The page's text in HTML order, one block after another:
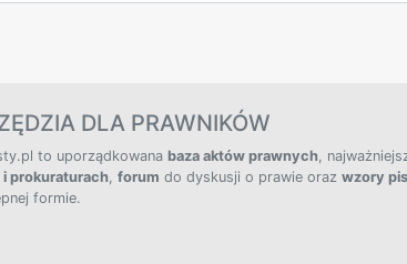
DLA PRAWNIKÓW
to uporządkowana baza aktów prawnych,
i prokuraturach, forum do dyskusji o prawie oraz wzory
formie.